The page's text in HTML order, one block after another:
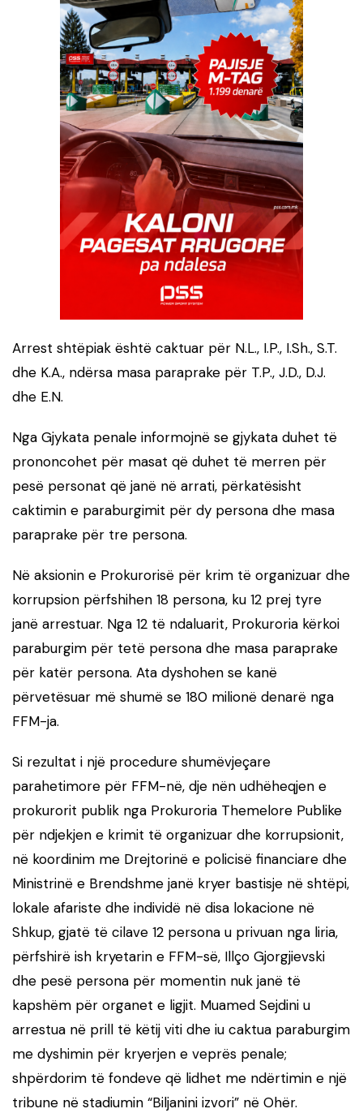
Arrest shtëpiak është caktuar për N.L., I.P., I.Sh., S.T.
dhe K.A., ndërsa masa paraprake për T.P., J.D., D.J.
dhe E.N.
Nga Gjykata penale informojnë se gjykata duhet të
prononcohet për masat që duhet të merren për
pesë personat që janë në arrati, përkatësisht
caktimin e paraburgimit për dy persona dhe masa
paraprake për tre persona.
Në aksionin e Prokurorisë për krim të organizuar dhe
korrupsion përfshihen 18 persona, ku 12 prej tyre
janë arrestuar. Nga 12 të ndaluarit, Prokuroria kërkoi
paraburgim për tetë persona dhe masa paraprake
për katër persona. Ata dyshohen se kanë
përvetësuar më shumë se 180 milionë denarë nga
FFM-ja.
Si rezultat i një procedure shumëvjeçare
parahetimore për FFM-në, dje nën udhëheqjen e
prokurorit publik nga Prokuroria Themelore Publike
për ndjekjen e krimit të organizuar dhe korrupsionit,
në koordinim me Drejtorinë e policisë financiare dhe
Ministrinë e Brendshme janë kryer bastisje në shtëpi,
lokale afariste dhe individë në disa lokacione në
Shkup, gjatë të cilave 12 persona u privuan nga liria,
përfshirë ish kryetarin e FFM-së, Illço Gjorgjievski
dhe pesë persona për momentin nuk janë të
kapshëm për organet e ligjit. Muamed Sejdini u
arrestua në prill të këtij viti dhe iu caktua paraburgim
me dyshimin për kryerjen e veprës penale;
shpërdorim të fondeve që lidhet me ndërtimin e një
tribune në stadiumin “Biljanini izvori” në Ohër.